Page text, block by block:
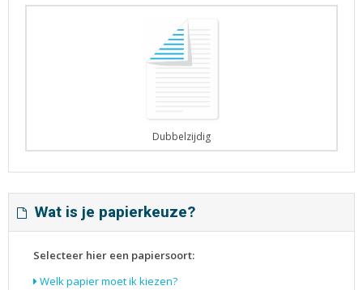
Dubbelzijdig
Wat is je papierkeuze?
Selecteer hier een papiersoort:
Welk papier moet ik kiezen?